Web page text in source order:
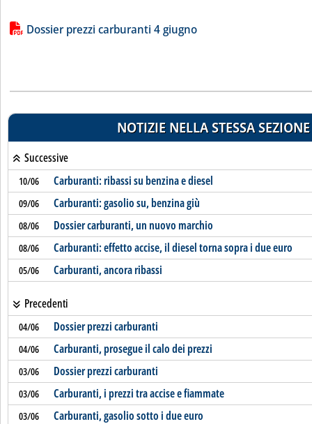
Lista allegati PDF alla notizia
Dossier prezzi carburanti 4 giugno
NOTIZIE NELLA STESSA SEZIONE
Successive
10/06 Carburanti: ribassi su benzina e diesel
09/06 Carburanti: gasolio su, benzina giù
08/06 Dossier carburanti, un nuovo marchio
08/06 Carburanti: effetto accise, il diesel torna sopra i due euro
05/06 Carburanti, ancora ribassi
Precedenti
04/06 Dossier prezzi carburanti
04/06 Carburanti, prosegue il calo dei prezzi
03/06 Dossier prezzi carburanti
03/06 Carburanti, i prezzi tra accise e fiammate
03/06 Carburanti, gasolio sotto i due euro